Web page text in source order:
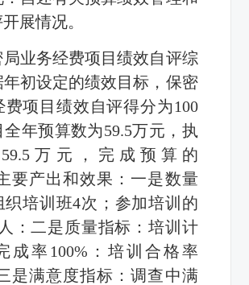
展情况。
局业务经费项目绩效自评综
初设定的绩效目标，保密
费项目绩效自评得分为100
全年预算数为59.5万元，执
59.5 万元，完成预算的
要产出和效果：一是数量
织培训班4次；参加培训的
人：二是质量指标：培训计
成率100% ：培训合格率
是满意度指标：调查中满